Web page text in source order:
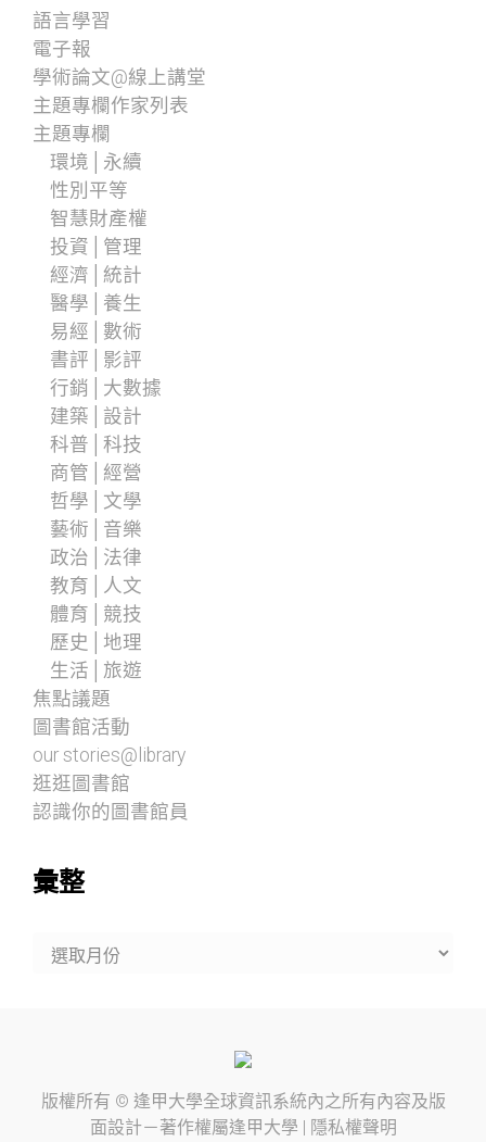
語言學習
電子報
學術論文@線上講堂
主題專欄作家列表
主題專欄
環境│永續
性別平等
智慧財產權
投資│管理
經濟│統計
醫學│養生
易經│數術
書評│影評
行銷│大數據
建築│設計
科普│科技
商管│經營
哲學│文學
藝術│音樂
政治│法律
教育│人文
體育│競技
歷史│地理
生活│旅遊
焦點議題
圖書館活動
our stories@library
逛逛圖書館
認識你的圖書館員
彙整
版權所有 © 逢甲大學全球資訊系統內之所有內容及版
面設計－著作權屬逢甲大學 隱私權聲明